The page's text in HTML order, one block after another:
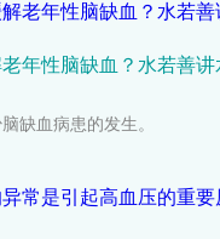
年性脑缺血？水若善讲
缺血病患的发生。